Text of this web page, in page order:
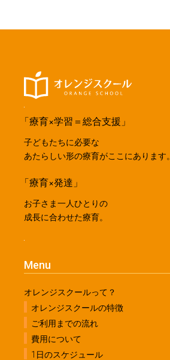
「療育×学習＝総合支援」
子どもたちに必要な
あたらしい形の療育がここにあります。
「療育×発達」
お子さま一人ひとりの
成長に合わせた療育。
Menu
オレンジスクールって？
オレンジスクールの特徴
ご利用までの流れ
費用について
1日のスケジュール